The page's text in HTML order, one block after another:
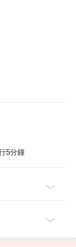
5分鐘